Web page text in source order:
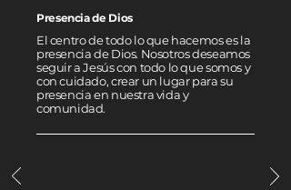
Presencia de Dios
El centro de todo lo que hacemos es la
presencia de Dios. Nosotros deseamos
seguir a Jesús con todo lo que somos y
con cuidado, crear un lugar para su
presencia en nuestra vida y
comunidad.